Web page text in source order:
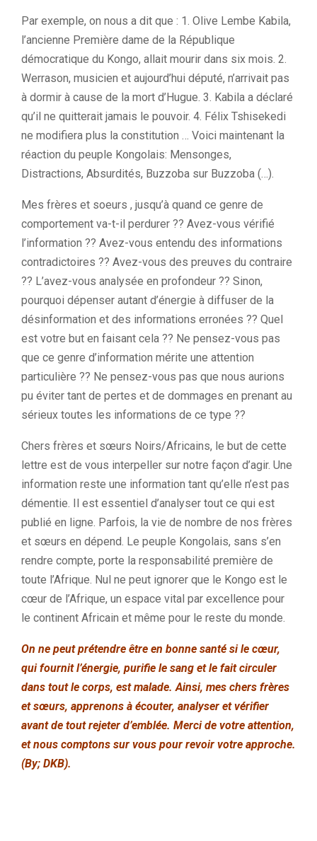
Par exemple, on nous a dit que : 1. Olive Lembe Kabila,
l’ancienne Première dame de la République
démocratique du Kongo, allait mourir dans six mois. 2.
Werrason, musicien et aujourd’hui député, n’arrivait pas
à dormir à cause de la mort d’Hugue. 3. Kabila a déclaré
qu’il ne quitterait jamais le pouvoir. 4. Félix Tshisekedi
ne modifiera plus la constitution … Voici maintenant la
réaction du peuple Kongolais: Mensonges,
Distractions, Absurdités, Buzzoba sur Buzzoba (…).
Mes frères et soeurs , jusqu’à quand ce genre de
comportement va-t-il perdurer ?? Avez-vous vérifié
l’information ?? Avez-vous entendu des informations
contradictoires ?? Avez-vous des preuves du contraire
?? L’avez-vous analysée en profondeur ?? Sinon,
pourquoi dépenser autant d’énergie à diffuser de la
désinformation et des informations erronées ?? Quel
est votre but en faisant cela ?? Ne pensez-vous pas
que ce genre d’information mérite une attention
particulière ?? Ne pensez-vous pas que nous aurions
pu éviter tant de pertes et de dommages en prenant au
sérieux toutes les informations de ce type ??
Chers frères et sœurs Noirs/Africains, le but de cette
lettre est de vous interpeller sur notre façon d’agir. Une
information reste une information tant qu’elle n’est pas
démentie. Il est essentiel d’analyser tout ce qui est
publié en ligne. Parfois, la vie de nombre de nos frères
et sœurs en dépend. Le peuple Kongolais, sans s’en
rendre compte, porte la responsabilité première de
toute l’Afrique. Nul ne peut ignorer que le Kongo est le
cœur de l’Afrique, un espace vital par excellence pour
le continent Africain et même pour le reste du monde.
On ne peut prétendre être en bonne santé si le cœur,
qui fournit l’énergie, purifie le sang et le fait circuler
dans tout le corps, est malade. Ainsi, mes chers frères
et sœurs, apprenons à écouter, analyser et vérifier
avant de tout rejeter d’emblée. Merci de votre attention,
et nous comptons sur vous pour revoir votre approche.
(By; DKB).